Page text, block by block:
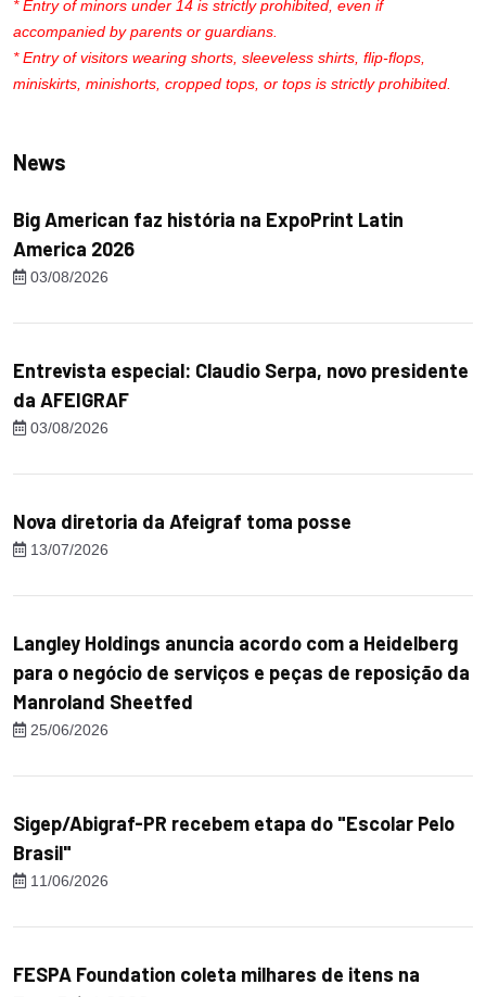
* Entry of minors under 14 is strictly prohibited, even if
accompanied by parents or guardians.
* Entry of visitors wearing shorts, sleeveless shirts, flip-flops,
miniskirts, minishorts, cropped tops, or tops is strictly prohibited.
News
Big American faz história na ExpoPrint Latin
America 2026
03/08/2026
Entrevista especial: Claudio Serpa, novo presidente
da AFEIGRAF
03/08/2026
Nova diretoria da Afeigraf toma posse
13/07/2026
Langley Holdings anuncia acordo com a Heidelberg
para o negócio de serviços e peças de reposição da
Manroland Sheetfed
25/06/2026
Sigep/Abigraf-PR recebem etapa do "Escolar Pelo
Brasil"
11/06/2026
FESPA Foundation coleta milhares de itens na